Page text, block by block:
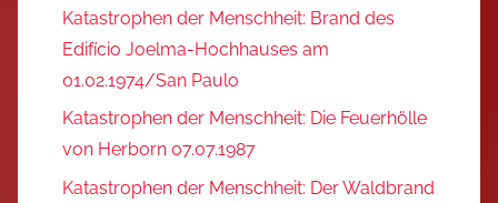
Katastrophen der Menschheit: Brand des
Edifício Joelma-Hochhauses am
01.02.1974/San Paulo
Katastrophen der Menschheit: Die Feuerhölle
von Herborn 07.07.1987
Katastrophen der Menschheit: Der Waldbrand